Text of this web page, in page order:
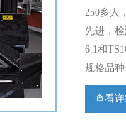
250多人
先进，
6.1和
规格品
能力。
查看